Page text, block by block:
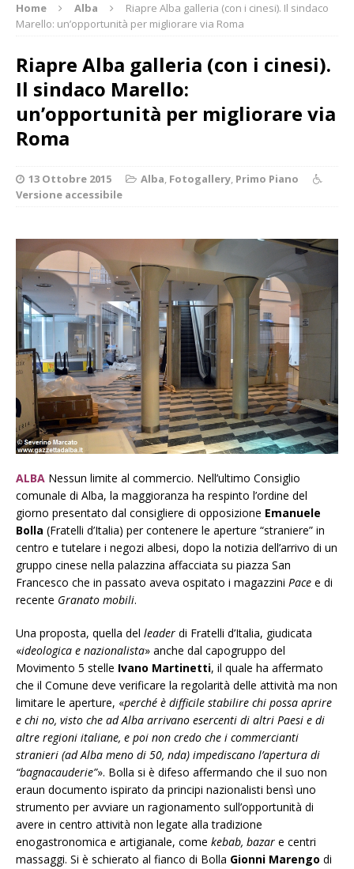
Home Alba
Riapre Alba galleria (con i cinesi). Il sindaco
Marello: un’opportunità per migliorare via Roma
Riapre Alba galleria (con i cinesi).
Il sindaco Marello:
un’opportunità per migliorare via
Roma
13 Ottobre 2015 Alba, Fotogallery, Primo Piano
Versione accessibile
ALBA Nessun limite al commercio. Nell’ultimo Consiglio
comunale di Alba, la maggioranza ha respinto l’ordine del
giorno presentato dal consigliere di opposizione Emanuele
Bolla (Fratelli d’Italia) per contenere le aperture “straniere” in
centro e tutelare i negozi albesi, dopo la notizia dell’arrivo di un
gruppo cinese nella palazzina affacciata su piazza San
Francesco che in passato aveva ospitato i magazzini Pace e di
recente Granato mobili.
Una proposta, quella del leader di Fratelli d’Italia, giudicata
«ideologica e nazionalista» anche dal capogruppo del
Movimento 5 stelle Ivano Martinetti, il quale ha affermato
che il Comune deve verificare la regolarità delle attività ma non
limitare le aperture, «perché è difficile stabilire chi possa aprire
e chi no, visto che ad Alba arrivano esercenti di altri Paesi e di
altre regioni italiane, e poi non credo che i commercianti
stranieri (ad Alba meno di 50, nda) impediscano l’apertura di
“bagnacauderie”». Bolla si è difeso affermando che il suo non
eraun documento ispirato da principi nazionalisti bensì uno
strumento per avviare un ragionamento sull’opportunità di
avere in centro attività non legate alla tradizione
enogastronomica e artigianale, come kebab, bazar e centri
massaggi. Si è schierato al fianco di Bolla Gionni Marengo di